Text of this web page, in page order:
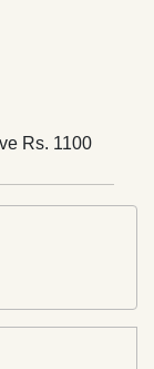
Rs. 1100